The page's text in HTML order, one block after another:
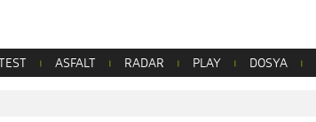
TEST ASFALT RADAR PLAY DOSYA